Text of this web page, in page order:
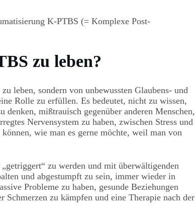
K-PTBS (= Komplexe Post-
zu leben?
leben, sondern von unbewussten Glaubens- und
Rolle zu erfüllen. Es bedeutet, nicht zu wissen,
mißtrauisch gegenüber anderen Menschen,
Nervensystem zu haben, zwischen Stress und
wie man es gerne möchte, weil man von
zu werden und mit überwältigenden
und abgestumpft zu sein, immer wieder in
Probleme zu haben, gesunde Beziehungen
zu kämpfen und eine Therapie nach der